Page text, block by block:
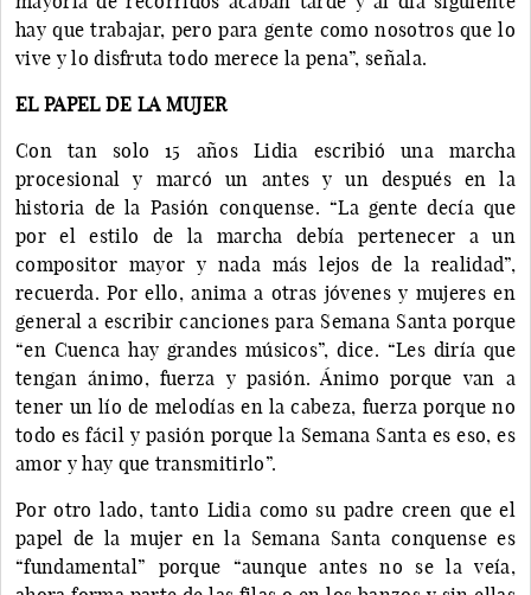
hay que trabajar, pero para gente como nosotros que lo
vive y lo disfruta todo merece la pena”, señala.
EL PAPEL DE LA MUJER
Con tan solo 15 años Lidia escribió una marcha
procesional y marcó un antes y un después en la
historia de la Pasión conquense. “La gente decía que
por el estilo de la marcha debía pertenecer a un
compositor mayor y nada más lejos de la realidad”,
recuerda. Por ello, anima a otras jóvenes y mujeres en
general a escribir canciones para Semana Santa porque
“en Cuenca hay grandes músicos”, dice. “Les diría que
tengan ánimo, fuerza y pasión. Ánimo porque van a
tener un lío de melodías en la cabeza, fuerza porque no
todo es fácil y pasión porque la Semana Santa es eso, es
amor y hay que transmitirlo”.
Por otro lado, tanto Lidia como su padre creen que el
papel de la mujer en la Semana Santa conquense es
“fundamental” porque “aunque antes no se la veía,